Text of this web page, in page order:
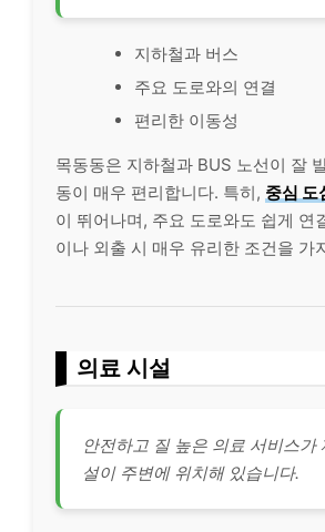
지하철과 버스
주요 도로와의 연결
편리한 이동성
목동동은 지하철과 BUS 노선이 잘
동이 매우 편리합니다. 특히, 중심 도
이 뛰어나며, 주요 도로와도 쉽게 연
이나 외출 시 매우 유리한 조건을 가
의료 시설
안전하고 질 높은 의료 서비스가
설이 주변에 위치해 있습니다.